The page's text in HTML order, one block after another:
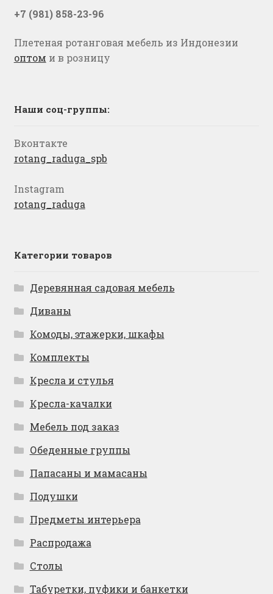
+7 (981) 858-23-96
Плетеная ротанговая мебель из Индонезии
оптом и в розницу
Наши соц-группы:
Вконтакте
rotang_raduga_spb
Instagram
rotang_raduga
Категории товаров
Деревянная садовая мебель
Диваны
Комоды, этажерки, шкафы
Комплекты
Кресла и стулья
Кресла-качалки
Мебель под заказ
Обеденные группы
Папасаны и мамасаны
Подушки
Предметы интерьера
Распродажа
Столы
Табуретки, пуфики и банкетки